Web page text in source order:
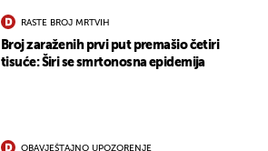
RASTE BROJ MRTVIH
Broj zaraženih prvi put premašio četiri
tisuće: Širi se smrtonosna epidemija
OBAVJEŠTAJNO UPOZORENJE